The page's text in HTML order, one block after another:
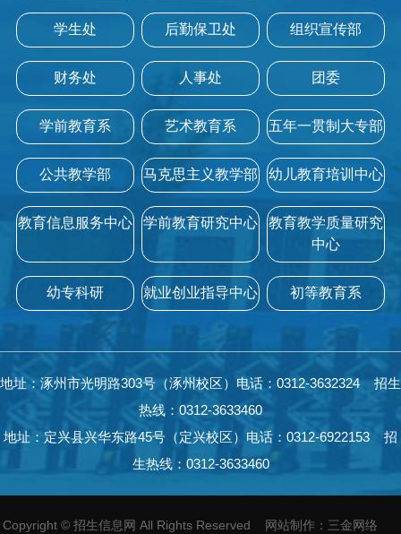
学生处 后勤保卫处 组织宣传部
财务处 人事处 团委
学前教育系 艺术教育系 五年一贯制大专部
公共教学部 马克思主义教学部 幼儿教育培训中心
教育信息服务中心 学前教育研究中心
教育教学质量研究
中心
幼专科研 就业创业指导中心 初等教育系
地址：涿州市光明路303号（涿州校区）电话：0312-3632324 招生
热线：0312-3633460
地址：定兴县兴华东路45号（定兴校区）电话：0312-6922153 招
生热线：0312-3633460
Copyright ©招生信息网 All Rights Reserved 网站制作： 三金网络